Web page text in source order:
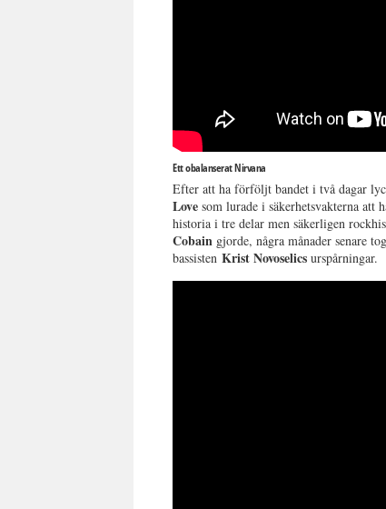
Ett obalanserat Nirvana
Efter att ha förföljt bandet i två dagar
Love som lurade i säkerhetsvakterna att
historia i tre delar men säkerligen
Cobain gjorde, några månader senare
bassistenKrist Novoselics urspårningar.